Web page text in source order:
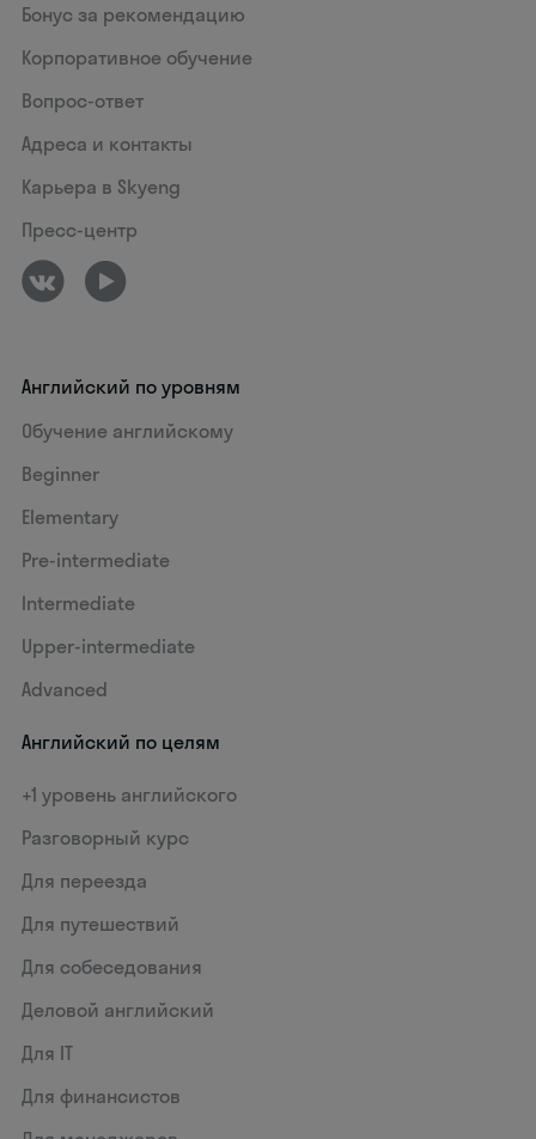
Бонус за рекомендацию
Корпоративное обучение
Вопрос-ответ
Адреса и контакты
Карьера в Skyeng
Пресс-центр
Английский по уровням
Обучение английскому
Beginner
Elementary
Pre-intermediate
Intermediate
Upper-intermediate
Advanced
Английский по целям
+1 уровень английского
Разговорный курс
Для переезда
Для путешествий
Для собеседования
Деловой английский
Для IT
Для финансистов